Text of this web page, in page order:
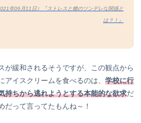
年06月11日）『ストレスと糖のツンデレな関係と
は？！』
が緩和されるそうですが、この観点から
アイスクリームを食べるのは、 学校に行
持ちから逃れようとする本能的な欲求だ
って言ってたもんね～！